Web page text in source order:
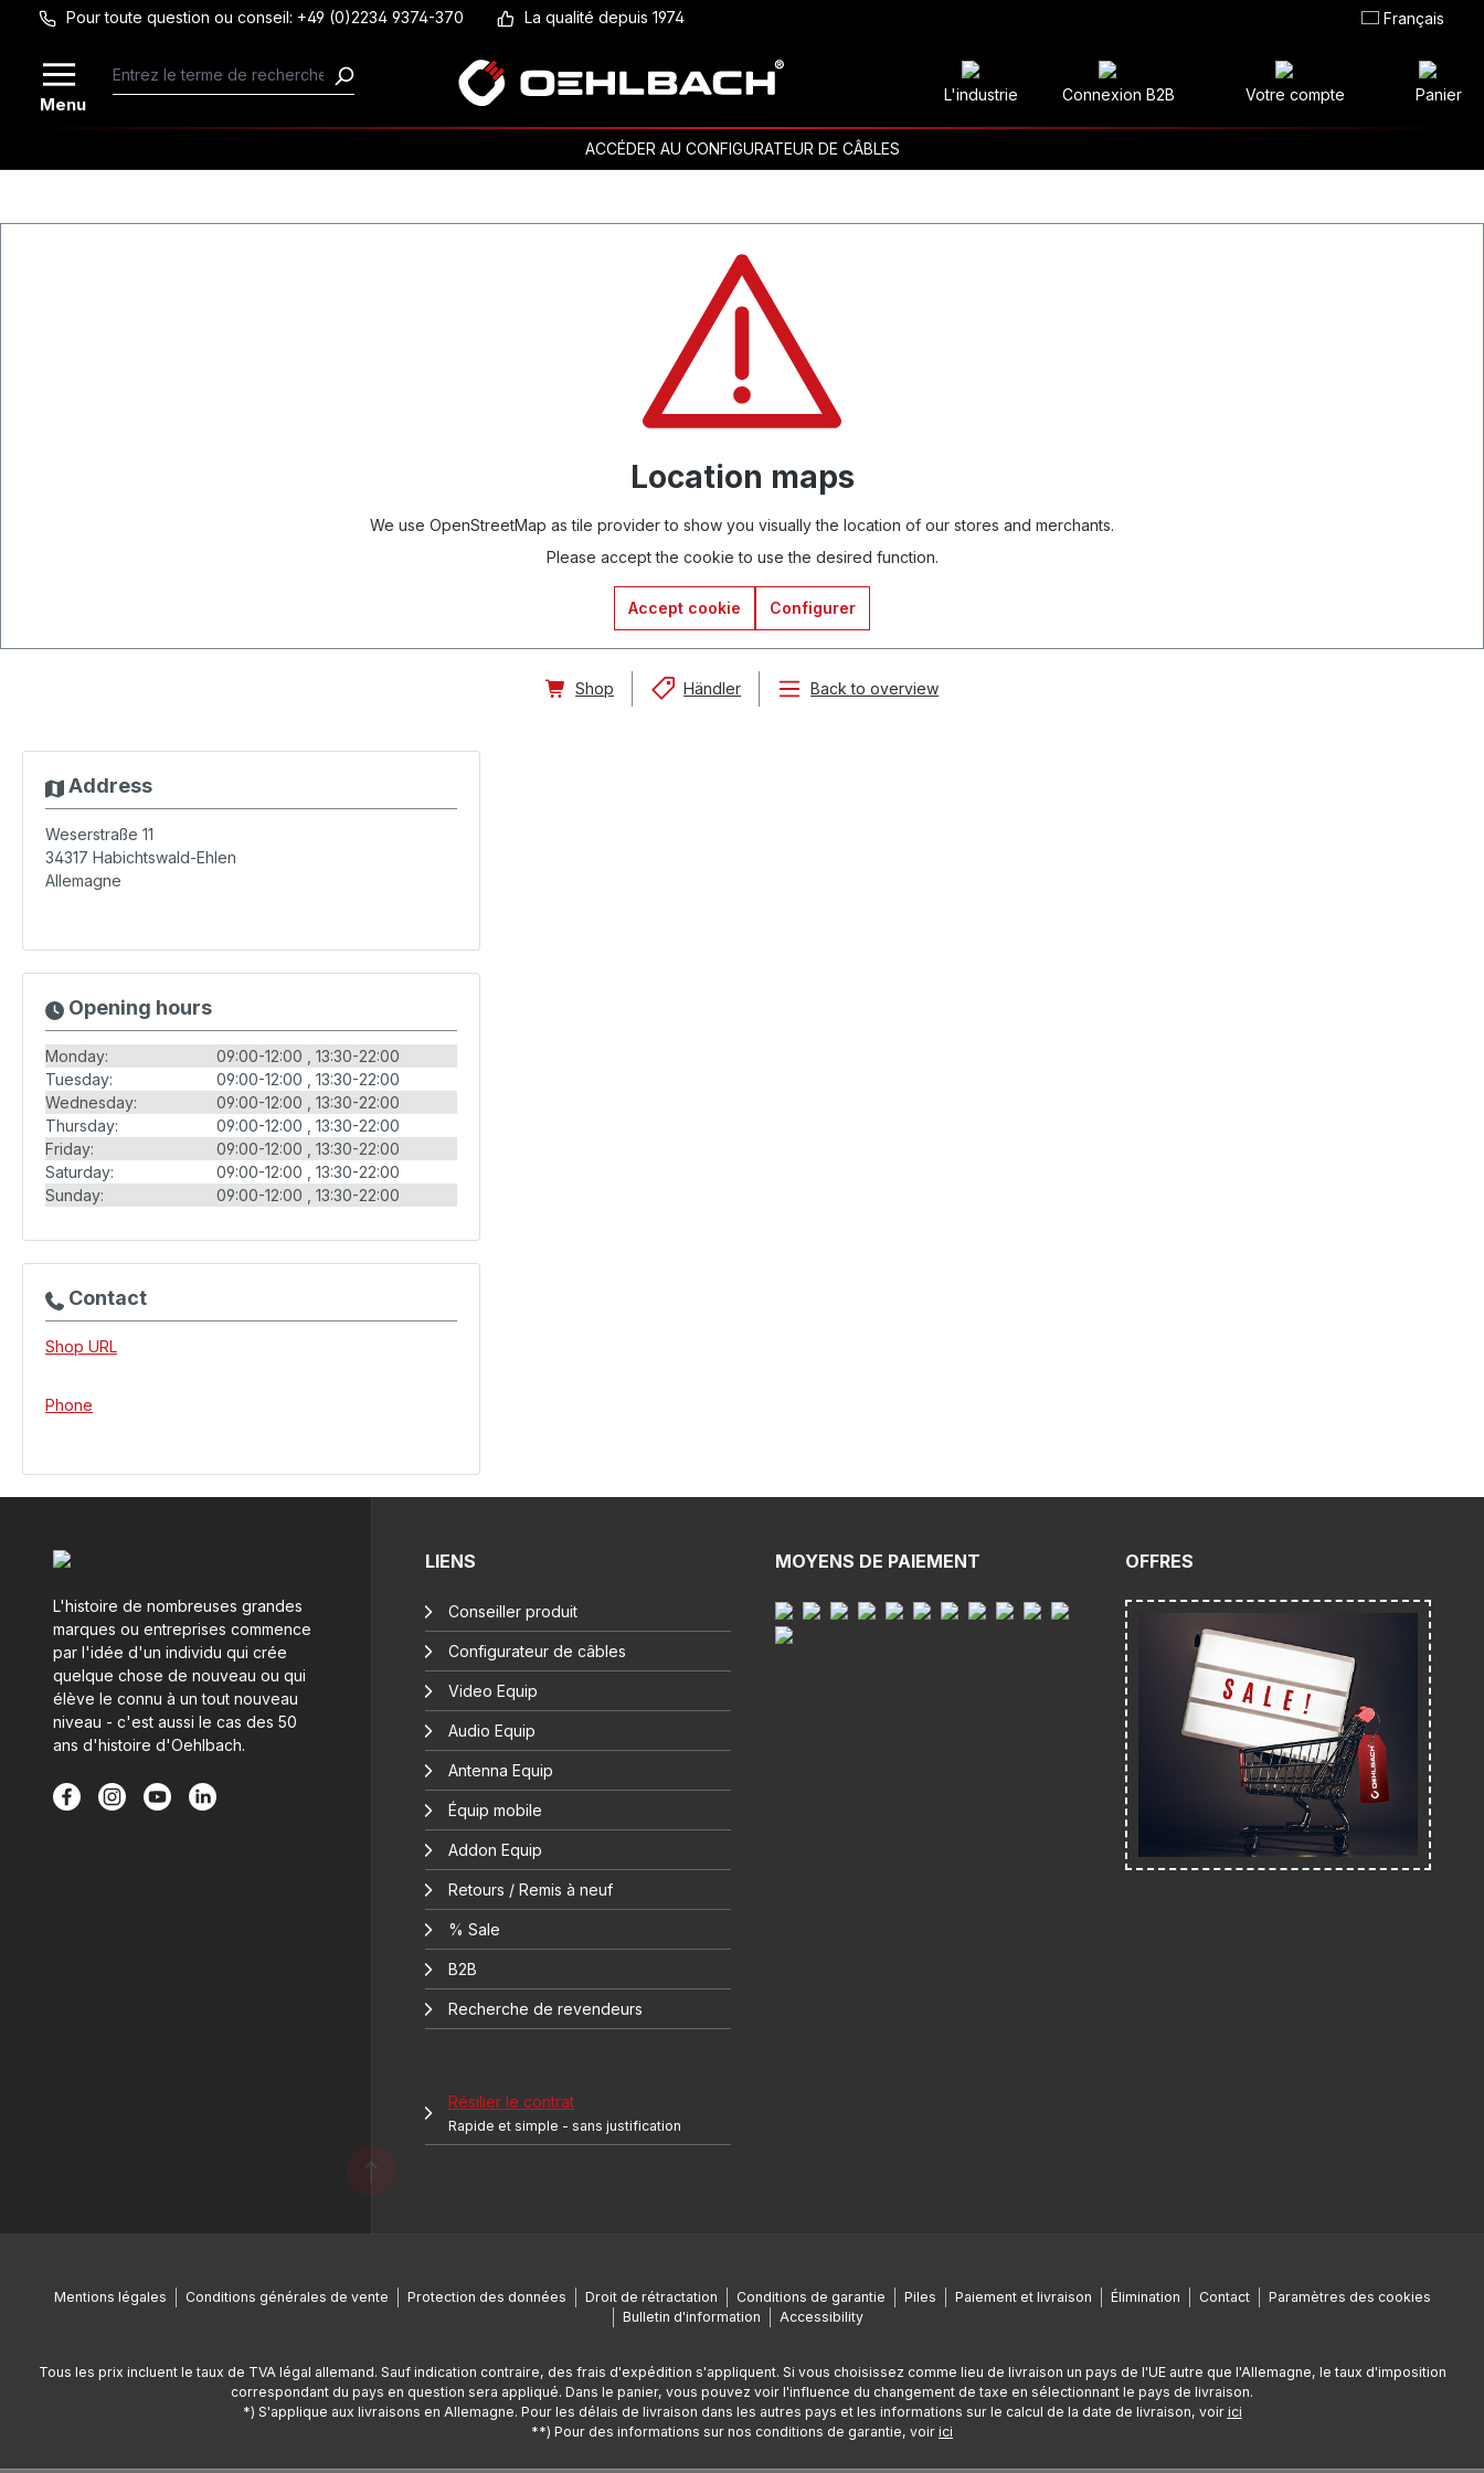
Passer au contenu principal
Pour toute question ou conseil: +49 (0)2234 9374-370 La qualité depuis 1974 Français
Menu L'industrie Connexion B2B Votre compte Panier
ACCÉDER AU CONFIGURATEUR DE CÂBLES
Location maps
We use OpenStreetMap as tile provider to show you visually the location of our stores and merchants.
Please accept the cookie to use the desired function.
Accept cookie Configurer
Shop Händler Back to overview
Address
Weserstraße 11
34317 Habichtswald-Ehlen
Allemagne
Opening hours
Monday: 09:00-12:00
13:30-22:00
Tuesday:
09:00-12:00
13:30-22:00
Wednesday:
09:00-12:00
13:30-22:00
Thursday:
09:00-12:00
13:30-22:00
Friday:
09:00-12:00
13:30-22:00
Saturday:
09:00-12:00
13:30-22:00
Sunday:
09:00-12:00 13:30-22:00
Contact
Shop URL
Phone
L'histoire de nombreuses grandes
marques ou entreprises commence
par l'idée d'un individu qui crée
quelque chose de nouveau ou qui
élève le connu à un tout nouveau
niveau - c'est aussi le cas des 50
ans d'histoire d'Oehlbach.
LIENS
Conseiller produit
Configurateur de câbles
Video Equip
Audio Equip
Antenna Equip
Équip mobile
Addon Equip
Retours / Remis à neuf
% Sale
B2B
Recherche de revendeurs
Résilier le contrat
Rapide et simple - sans justification
MOYENS DE PAIEMENT OFFRES
Mentions légales Conditions générales de vente Protection des données Droit de rétractation Conditions de garantie Piles Paiement et livraison Élimination Contact
Paramètres des cookies
Bulletin d'information
Accessibility
Tous les prix incluent le taux de TVA légal allemand. Sauf indication contraire, des frais d'expédition s'appliquent. Si vous choisissez comme lieu de livraison un pays de l'UE autre que l'Allemagne, le taux d'imposition
correspondant du pays en question sera appliqué. Dans le panier, vous pouvez voir l'influence du changement de taxe en sélectionnant le pays de livraison.
*) S'applique aux livraisons en Allemagne. Pour les délais de livraison dans les autres pays et les informations sur le calcul de la date de livraison, voir ici
**) Pour des informations sur nos conditions de garantie, voir ici